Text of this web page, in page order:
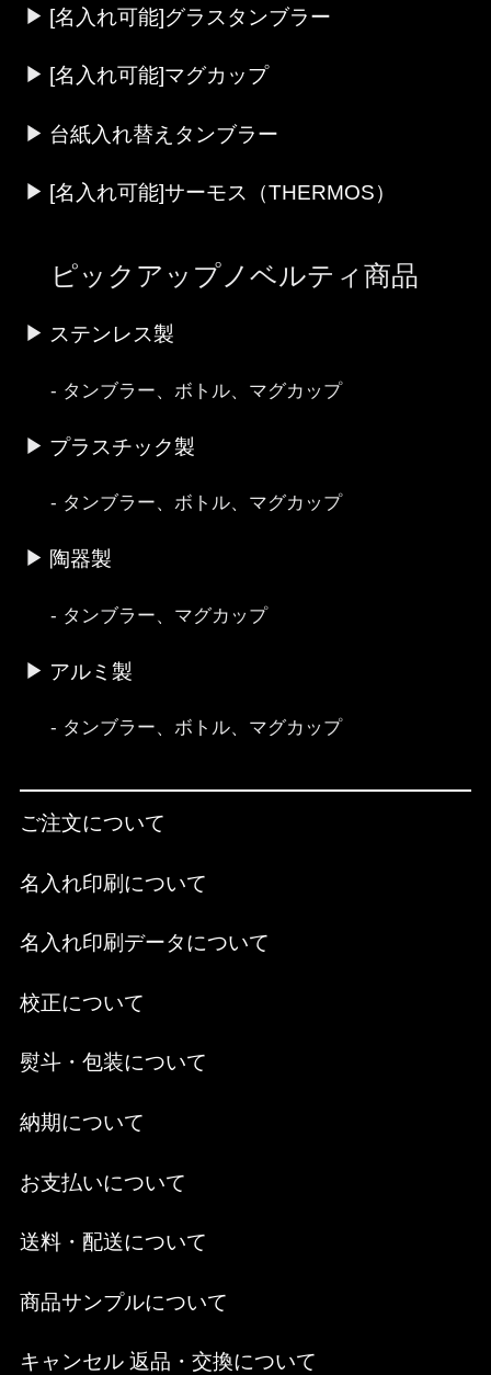
[名入れ可能]グラスタンブラー
[名入れ可能]マグカップ
台紙入れ替えタンブラー
[名入れ可能]サーモス（THERMOS）
ピックアップノベルティ商品
ステンレス製
タンブラー、ボトル、マグカップ
プラスチック製
タンブラー、ボトル、マグカップ
陶器製
タンブラー、マグカップ
アルミ製
タンブラー、ボトル、マグカップ
ご注文について
名入れ印刷について
名入れ印刷データについて
校正について
熨斗・包装について
納期について
お支払いについて
送料・配送について
商品サンプルについて
キャンセル 返品・交換について